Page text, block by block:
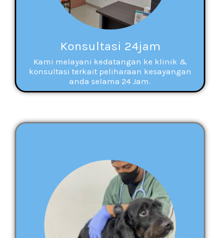
Konsultasi 24jam
Kami melayani kedatangan ke klinik &
konsultasi terkait peliharaan kesayangan
anda selama 24 Jam.